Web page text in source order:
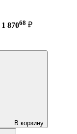
1 87068 ₽
В корзину